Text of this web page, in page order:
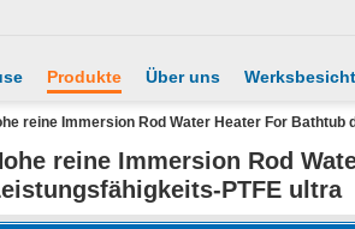
Produkte Über uns
reine Immersion Rod Water Heater For
reine Immersion Rod
PTFE ultra